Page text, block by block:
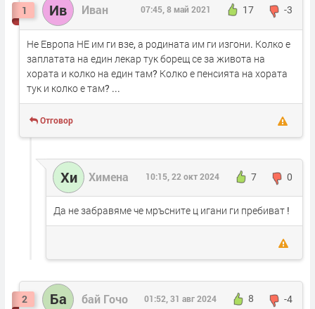
1 Ив Иван 17 -3
07:45, 8 май 2021
Не Европа НЕ им ги взе, а родината им ги изгони. Колко е
заплатата на един лекар тук борещ се за живота на
хората и колко на един там? Колко е пенсията на хората
тук и колко е там? ...
Отговор
Хи Химена 7 0
10:15, 22 окт 2024
Да не забравяме че мръсните ц игани ги пребиват !
2 Ба бай Гочо 8 -4
01:52, 31 авг 2024